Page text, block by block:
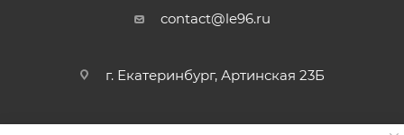
contact@le96.ru
г. Екатеринбург, Артинская 23Б